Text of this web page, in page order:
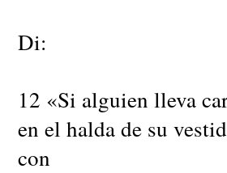
Di:
12 «Si alguien lleva
en el halda de su
con